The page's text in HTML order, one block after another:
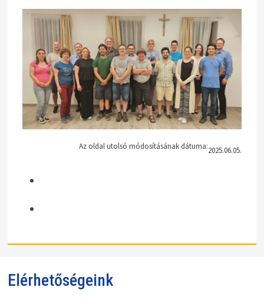
Az oldal utolsó módosításának dátuma:2025.06.05.
Elérhetőségeink